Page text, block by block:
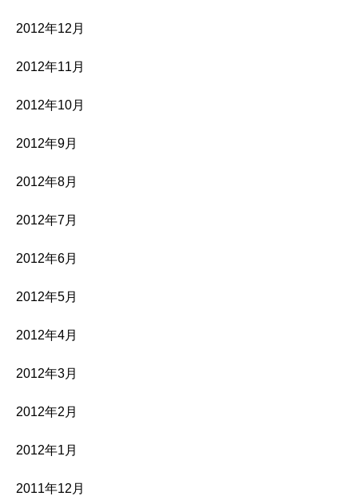
2012年12月
2012年11月
2012年10月
2012年9月
2012年8月
2012年7月
2012年6月
2012年5月
2012年4月
2012年3月
2012年2月
2012年1月
2011年12月